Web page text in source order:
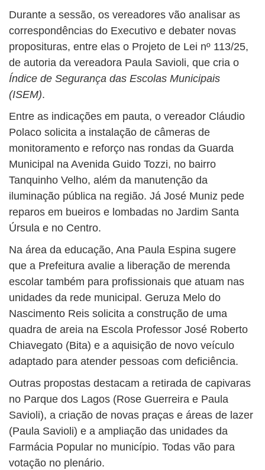
Durante a sessão, os vereadores vão analisar as
correspondências do Executivo e debater novas
proposituras, entre elas o Projeto de Lei nº 113/25,
de autoria da vereadora Paula Savioli, que cria o
Índice de Segurança das Escolas Municipais
(ISEM).
Entre as indicações em pauta, o vereador Cláudio
Polaco solicita a instalação de câmeras de
monitoramento e reforço nas rondas da Guarda
Municipal na Avenida Guido Tozzi, no bairro
Tanquinho Velho, além da manutenção da
iluminação pública na região. Já José Muniz pede
reparos em bueiros e lombadas no Jardim Santa
Úrsula e no Centro.
Na área da educação, Ana Paula Espina sugere
que a Prefeitura avalie a liberação de merenda
escolar também para profissionais que atuam nas
unidades da rede municipal. Geruza Melo do
Nascimento Reis solicita a construção de uma
quadra de areia na Escola Professor José Roberto
Chiavegato (Bita) e a aquisição de novo veículo
adaptado para atender pessoas com deficiência.
Outras propostas destacam a retirada de capivaras
no Parque dos Lagos (Rose Guerreira e Paula
Savioli), a criação de novas praças e áreas de lazer
(Paula Savioli) e a ampliação das unidades da
Farmácia Popular no município. Todas vão para
votação no plenário.